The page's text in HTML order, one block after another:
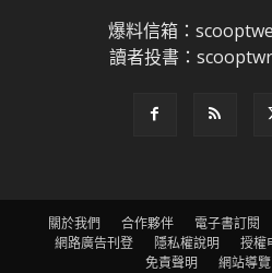
爆料信箱：
讀者投書：
關於我們 合作夥伴 電子書訂閱
網路廣告刊登
隱私權說明 授權
免責聲明
網站導覽